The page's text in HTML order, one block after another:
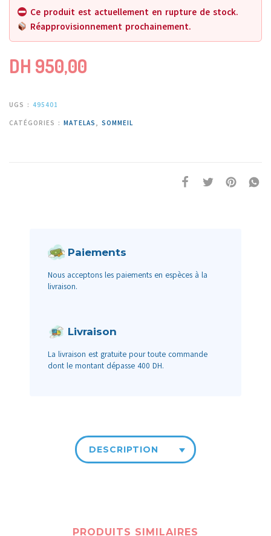
Ce produit est actuellement en rupture de stock.
Réapprovisionnement prochainement.
DH 950,00
UGS : 495401
CATÉGORIES : MATELAS , SOMMEIL
Paiements
Nous acceptons les paiements en espèces à la
livraison.
Livraison
La livraison est gratuite pour toute commande
dont le montant dépasse 400 DH.
DESCRIPTION
PRODUITS SIMILAIRES